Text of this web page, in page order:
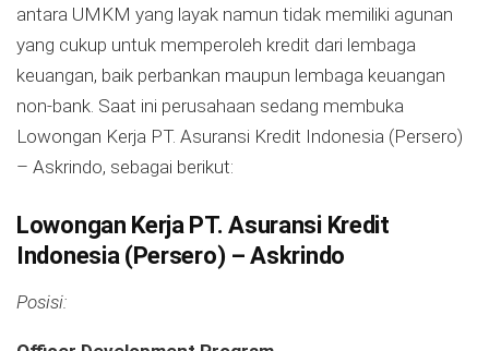
antara UMKM yang layak namun tidak memiliki agunan
yang cukup untuk memperoleh kredit dari lembaga
keuangan, baik perbankan maupun lembaga keuangan
non-bank. Saat ini perusahaan sedang membuka
Lowongan Kerja PT. Asuransi Kredit Indonesia (Persero)
– Askrindo, sebagai berikut:
Lowongan Kerja PT. Asuransi Kredit
Indonesia (Persero) – Askrindo
Posisi: